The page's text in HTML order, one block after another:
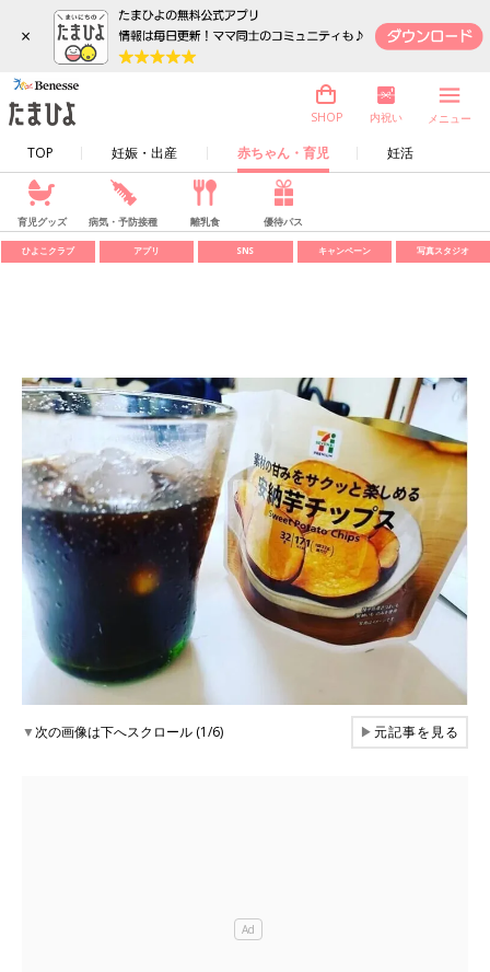
×
TOP 妊娠・出産 赤ちゃん・育児 妊活
SHOP 内祝い メニュー
育児グッズ 病気・予防接種 離乳食 優待パス
ひよこクラブ アプリ SNS キャンペーン 写真スタジオ
▼次の画像は下へスクロール (1/6) ▶元記事を見る